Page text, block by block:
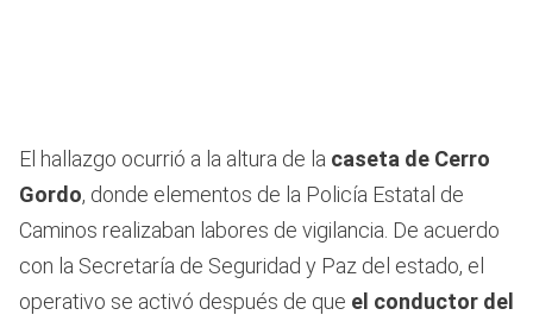
El hallazgo ocurrió a la altura de la caseta de Cerro
Gordo, donde elementos de la Policía Estatal de
Caminos realizaban labores de vigilancia. De acuerdo
con la Secretaría de Seguridad y Paz del estado, el
operativo se activó después de que el conductor del